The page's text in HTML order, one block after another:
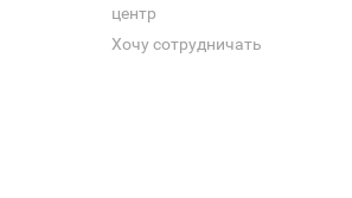
центр
Хочу сотрудничать